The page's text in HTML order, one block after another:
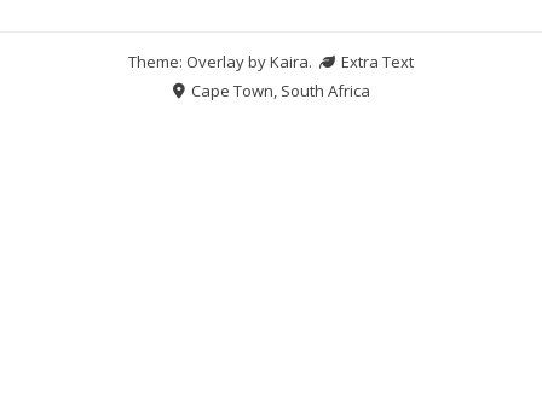
Theme: Overlay byKaira.
Extra Text
Cape Town, South Africa